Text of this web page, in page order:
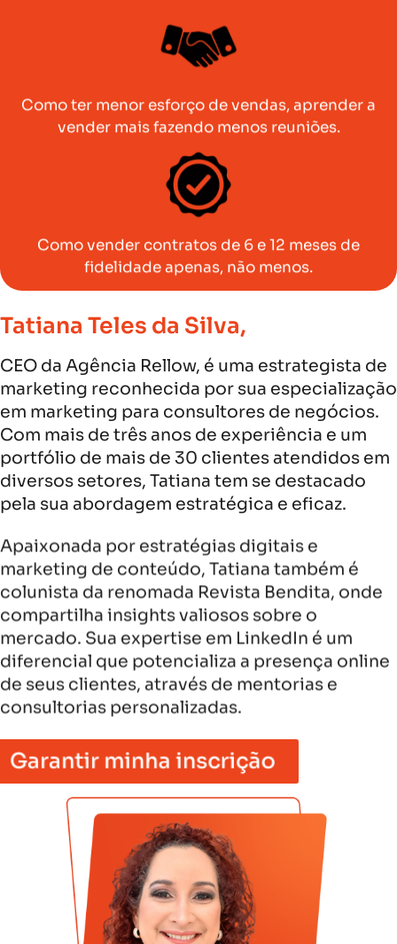
Como ter menor esforço de vendas, aprender a
vender mais fazendo menos reuniões.
Como vender contratos de 6 e 12 meses de
fidelidade apenas, não menos.
Tatiana Teles da Silva,
CEO da Agência Rellow, é uma estrategista de
marketing reconhecida por sua especialização
em marketing para consultores de negócios.
Com mais de três anos de experiência e um
portfólio de mais de 30 clientes atendidos em
diversos setores, Tatiana tem se destacado
pela sua abordagem estratégica e eficaz.
Apaixonada por estratégias digitais e
marketing de conteúdo, Tatiana também é
colunista da renomada Revista Bendita, onde
compartilha insights valiosos sobre o
mercado. Sua expertise em LinkedIn é um
diferencial que potencializa a presença online
de seus clientes, através de mentorias e
consultorias personalizadas.
Garantir minha inscrição